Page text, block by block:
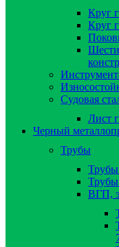
Круг
Круг
Судовая
Лист
Черный
Трубы
Трубы
ВГП,